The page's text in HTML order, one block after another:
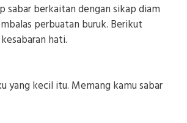
sabar berkaitan dengan sikap diam
perbuatan buruk. Berikut
hati.
yang kecil itu. Memang kamu sabar